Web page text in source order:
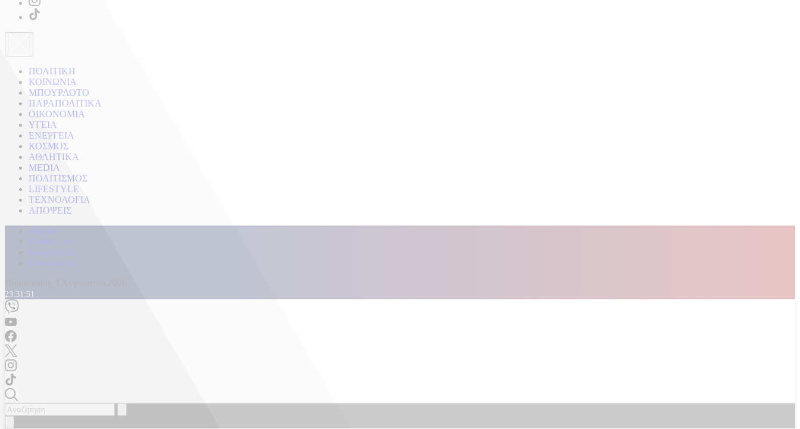
ΠΟΛΙΤΙΚΗ
ΚΟΙΝΩΝΙΑ
ΜΠΟΥΡΛΟΤΟ
ΠΑΡΑΠΟΛΙΤΙΚΑ
ΟΙΚΟΝΟΜΙΑ
ΥΓΕΙΑ
ΕΝΕΡΓΕΙΑ
ΚΟΣΜΟΣ
ΑΘΛΗΤΙΚΑ
MEDIA
ΠΟΛΙΤΙΣΜΟΣ
LIFESTYLE
ΤΕΧΝΟΛΟΓΙΑ
ΑΠΟΨΕΙΣ
Αρχική
Kontra Live
Καταγγελίες
Επικοινωνία
23:31:54